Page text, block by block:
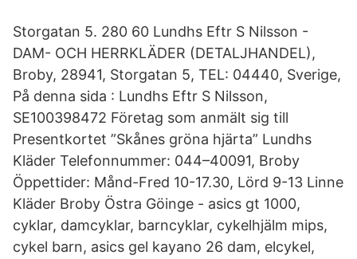
Storgatan 5. 280 60 Lundhs Eftr S Nilsson -
DAM- OCH HERRKLÄDER (DETALJHANDEL),
Broby, 28941, Storgatan 5, TEL: 04440, Sverige,
På denna sida : Lundhs Eftr S Nilsson,
SE100398472 Företag som anmält sig till
Presentkortet ”Skånes gröna hjärta” Lundhs
Kläder Telefonnummer: 044–40091, Broby
Öppettider: Månd-Fred 10-17.30, Lörd 9-13 Linne
Kläder Broby Östra Göinge - asics gt 1000,
cyklar, damcyklar, barncyklar, cykelhjälm mips,
cykel barn, asics gel kayano 26 dam, elcykel,